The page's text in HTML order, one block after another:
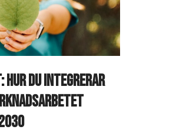
Hur du integrerar